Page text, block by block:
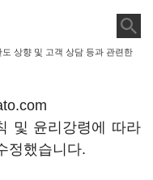
상향 및 고객 상담 등과 관련한
및 윤리강령에 따라
정했습니다.